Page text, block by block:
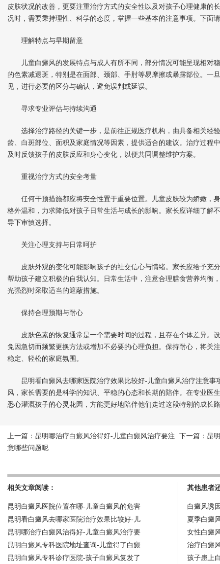
皮肤状况的改善，更要注重治疗方式的安全性以及对孩子心理健康的
况时，需要秉持理性、科学的态度，掌握一些基本的注意事项。下面
理解特点与早期留意
儿童白癜风的发展特点与成人有所不同，部分情况可能呈现相对
的色素减退斑，特别是在面部、颈部、手肘等易摩擦或暴露部位。一
见，进行必要的区分与确认，避免误判或延误。
寻求专业评估与持续沟通
选择治疗路径的关键一步，是前往正规医疗机构，由具备相关经
龄、白斑部位、面积及家庭情况等因素，提供适合的建议。治疗过程
及时反馈孩子的皮肤反应和身心变化，以便共同调整维护方案。
重视治疗方式的安全考量
任何干预措施都应将安全性置于重要位置。儿童皮肤较为娇嫩，
格外温和，力求降低对孩子日常生活与成长的影响。家长应详细了解
导下审慎选择。
关注心理支持与日常呵护
皮肤外观的变化可能影响孩子的社交信心与情绪。家长应给予充
帮助孩子建立积极的自我认知。日常生活中，注意合理膳食营养均衡
光强烈时采取适当的遮蔽措施。
保持合理预期与耐心
皮肤色素的恢复通常是一个需要时间的过程，且存在个体差异。
免因急切而频繁更换方法或增加不必要的心理负担。保持耐心，将关
稳定、轻松的家庭氛围。
昆明看白癜风去哪家医院治疗效果比较好-儿童白癜风治疗注意事
风，家长需要的是科学的知识、平稳的心态和长期的陪伴。在专业医
悉心灌溉孩子的心灵花园，方能更好地陪伴他们走过这段特别的成长
上一篇： 昆明哪治疗白癜风治得好-儿童白癜风治疗要注
意哪些问题呢
下一篇： 昆
相关文章阅读：
昆明白癜风医院位置在哪-儿童白癜风的危害
昆明看白癜风去哪家医院治疗效果比较好-儿
昆明哪治疗白癜风治得好-儿童白癜风治疗要
昆明白癜风专科医院地址查询-儿童得了白癜
昆明白癜风专科诊疗医院-孩子白癜风复发了
其他患者
白癜风诱
夏季白癜
女性白癜
治疗白癜
孩子患上